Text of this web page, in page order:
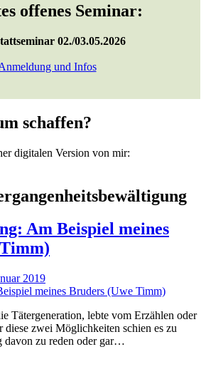
offenes Seminar:
02./03.05.2026
und Infos
schaffen?
digitalen Version von mir:
Am Beispiel meines
2019
meines Bruders (Uwe Timm)
Tätergeneration, lebte vom Erzählen oder
zwei Möglichkeiten schien es zu
davon zu reden oder gar…